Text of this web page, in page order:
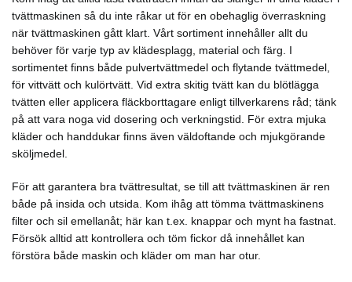
tvättmaskinen så du inte råkar ut för en obehaglig överraskning
när tvättmaskinen gått klart. Vårt sortiment innehåller allt du
behöver för varje typ av klädesplagg, material och färg. I
sortimentet finns både pulvertvättmedel och flytande tvättmedel,
för vittvätt och kulörtvätt. Vid extra skitig tvätt kan du blötlägga
tvätten eller applicera fläckborttagare enligt tillverkarens råd; tänk
på att vara noga vid dosering och verkningstid. För extra mjuka
kläder och handdukar finns även väldoftande och mjukgörande
sköljmedel.
För att garantera bra tvättresultat, se till att tvättmaskinen är ren
både på insida och utsida. Kom ihåg att tömma tvättmaskinens
filter och sil emellanåt; här kan t.ex. knappar och mynt ha fastnat.
Försök alltid att kontrollera och töm fickor då innehållet kan
förstöra både maskin och kläder om man har otur.